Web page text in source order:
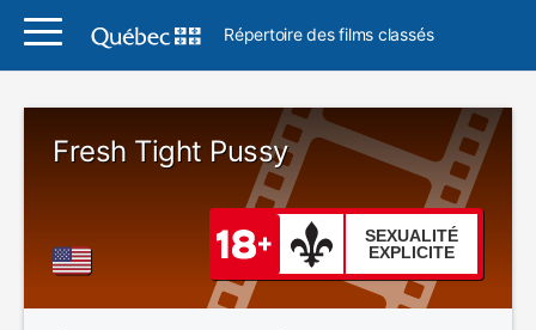
Répertoire des films classés
Fresh Tight Pussy
SEXUALITÉ
EXPLICITE